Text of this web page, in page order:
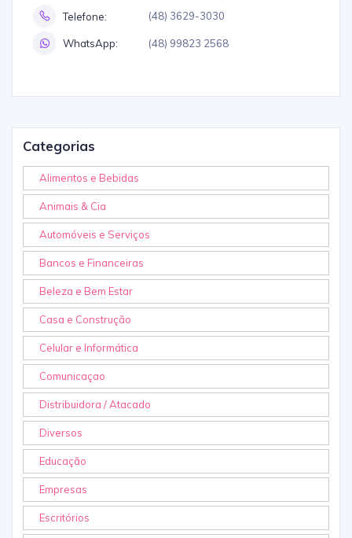
Telefone:
(48) 3629-3030
WhatsApp: (48) 99823 2568
Categorias
Alimentos e Bebidas
Animais & Cia
Automóveis e Serviços
Bancos e Financeiras
Beleza e Bem Estar
Casa e Construção
Celular e Informática
Comunicaçao
Distribuidora / Atacado
Diversos
Educação
Empresas
Escritórios